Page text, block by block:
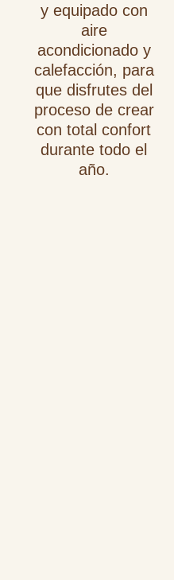
y equipado con
aire
acondicionado y
calefacción, para
que disfrutes del
proceso de crear
con total confort
durante todo el
año.